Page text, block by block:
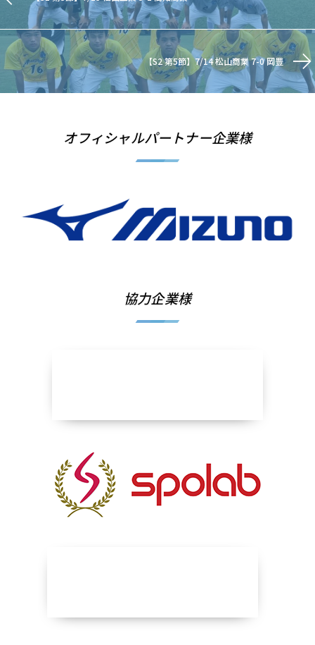
【S2 第5節】7/14 松山商業 7-0 岡豊
オフィシャルパートナー企業様
協力企業様